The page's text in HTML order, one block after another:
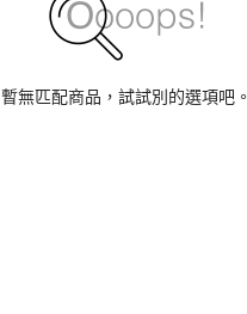
暫無匹配商品，試試別的選項吧。